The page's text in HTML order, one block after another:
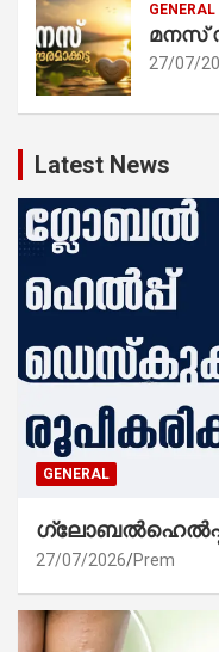
GENERAL
മനസ്
27/07/
Latest News
GENERAL
ഗ്ലോബൽഹെൽപ്പ്
27/07/2026 Prem